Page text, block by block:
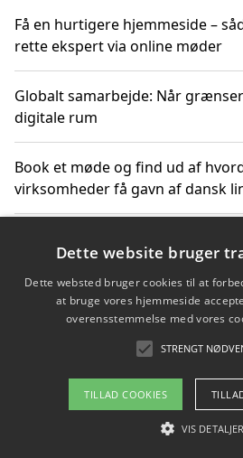
Få en hurtigere hjemmeside –
rette ekspert via online møder
Globalt samarbejde: Når
digitale rum
Book et møde og find ud af
virksomheder få gavn af dansk
får du indgår et samarbejde
Hold et møde med en
mest professionelle til at
Copyright 2026 -
Om / kontakt
Dette website bruger
Dette websted bruger cookies til at
at bruge vores hjemmeside
overensstemmelse med vores
STRENGT
TILLAD COOKIES
VIS DETALJER